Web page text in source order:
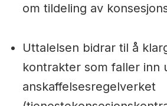
om tildeling av
Uttalelsen bidrar til å
kontrakter som faller inn
anskaffelsesregelverket